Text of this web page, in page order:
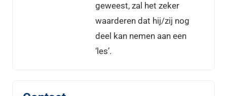
geweest, zal het zeker
waarderen dat hij/zij nog
deel kan nemen aan een
‘les’.